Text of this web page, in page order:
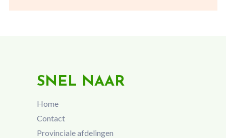
SNEL NAAR
Home
Contact
Provinciale afdelingen